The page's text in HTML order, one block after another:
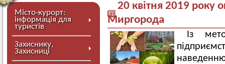
Місто-курорт:
інформація для
туристів
Захиснику,
Захисниці
20 квітня 2019 року
Миргорода
Із